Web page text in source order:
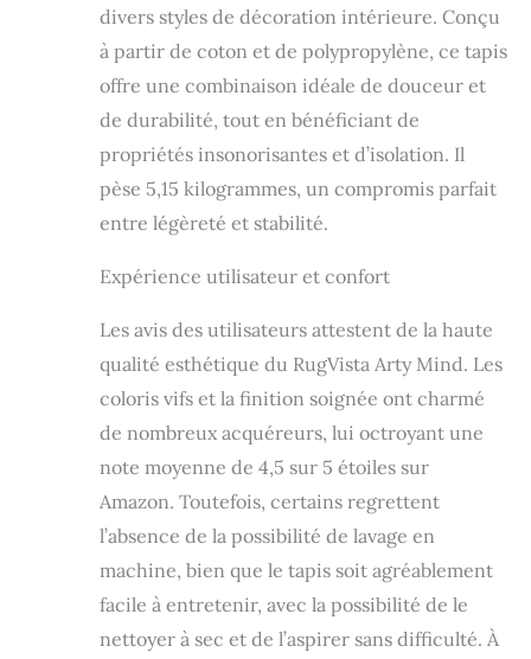
actuelle apportent
intemporelle et
élégante à votre sol
IDÉAL POUR LES
FACILE À
NETTOYER: ce
tapis est facile
d'entretien et,
synthétiques,
personnes
allergiques Le
offre une grande
résistance à
l'usure, ne peluche
bonne isolation
thermique et
phonique VOTRE
SPÉCIALISTE DU
TAPIS: RugVista est
reconnu pour sa
divers styles de décoration intérieure. Conçu
à partir de coton et de polypropylène, ce tapis
offre une combinaison idéale de douceur et
de durabilité, tout en bénéficiant de
propriétés insonorisantes et d’isolation. Il
pèse 5,15 kilogrammes, un compromis parfait
entre légèreté et stabilité.
Expérience utilisateur et confort
Les avis des utilisateurs attestent de la haute
qualité esthétique du RugVista Arty Mind. Les
coloris vifs et la finition soignée ont charmé
de nombreux acquéreurs, lui octroyant une
note moyenne de 4,5 sur 5 étoiles sur
Amazon. Toutefois, certains regrettent
l’absence de la possibilité de lavage en
machine, bien que le tapis soit agréablement
facile à entretenir, avec la possibilité de le
nettoyer à sec et de l’aspirer sans difficulté. À